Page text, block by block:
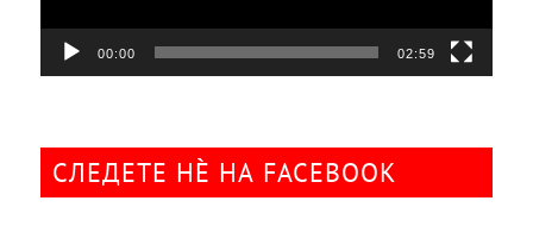
00:00 02:59
СЛЕДЕТЕ НÈ НА FACEBOOK